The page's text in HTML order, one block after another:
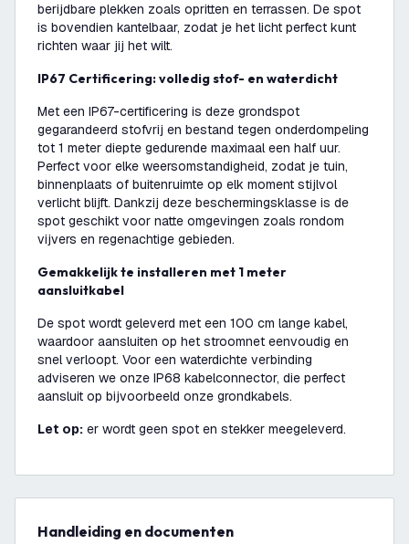
berijdbare plekken zoals opritten en terrassen. De spot
is bovendien kantelbaar, zodat je het licht perfect kunt
richten waar jij het wilt.
IP67 Certificering: volledig stof- en waterdicht
Met een IP67-certificering is deze grondspot
gegarandeerd stofvrij en bestand tegen onderdompeling
tot 1 meter diepte gedurende maximaal een half uur.
Perfect voor elke weersomstandigheid, zodat je tuin,
binnenplaats of buitenruimte op elk moment stijlvol
verlicht blijft. Dankzij deze beschermingsklasse is de
spot geschikt voor natte omgevingen zoals rondom
vijvers en regenachtige gebieden.
Gemakkelijk te installeren met 1 meter
aansluitkabel
De spot wordt geleverd met een 100 cm lange kabel,
waardoor aansluiten op het stroomnet eenvoudig en
snel verloopt. Voor een waterdichte verbinding
adviseren we onze IP68 kabelconnector, die perfect
aansluit op bijvoorbeeld onze grondkabels.
Let op: er wordt geen spot en stekker meegeleverd.
Handleiding en documenten